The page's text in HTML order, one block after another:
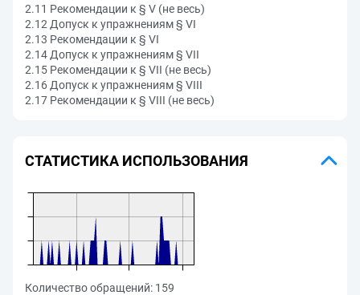
2.11 Рекомендации к § V (не весь)
2.12 Допуск к упражнениям § VI
2.13 Рекомендации к § VI
2.14 Допуск к упражнениям § VII
2.15 Рекомендации к § VII (не весь)
2.16 Допуск к упражнениям § VIII
2.17 Рекомендации к § VIII (не весь)
СТАТИСТИКА ИСПОЛЬЗОВАНИЯ
Количество обращений: 159